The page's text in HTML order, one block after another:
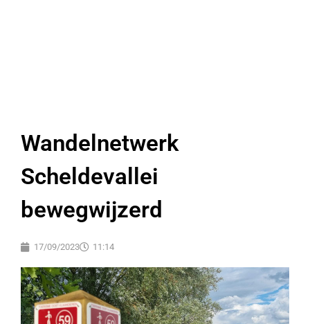
Wandelnetwerk
Scheldevallei
bewegwijzerd
17/09/2023 11:14